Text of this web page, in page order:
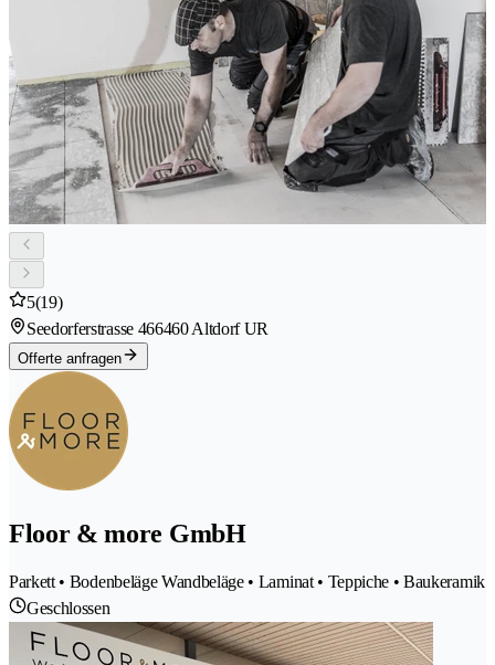
5(19)
Seedorferstrasse 466460 Altdorf UR
Offerte anfragen
Floor & more GmbH
Parkett • Bodenbeläge Wandbeläge • Laminat • Teppiche • Baukeramik
Geschlossen